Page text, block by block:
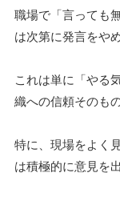
職場で「言っても
は次第に発言をや
これは単に「やる
織への信頼そのも
特に、現場をよく
は積極的に意見を